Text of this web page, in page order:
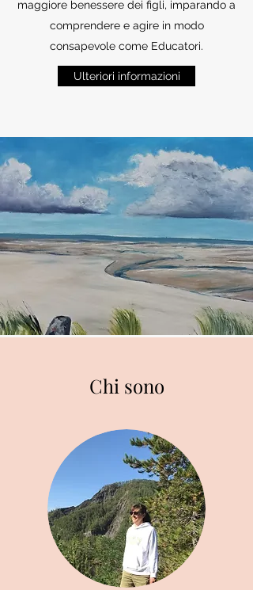
maggiore benessere dei figli, imparando a
comprendere e agire in modo
consapevole come Educatori.
Ulteriori informazioni
Chi sono